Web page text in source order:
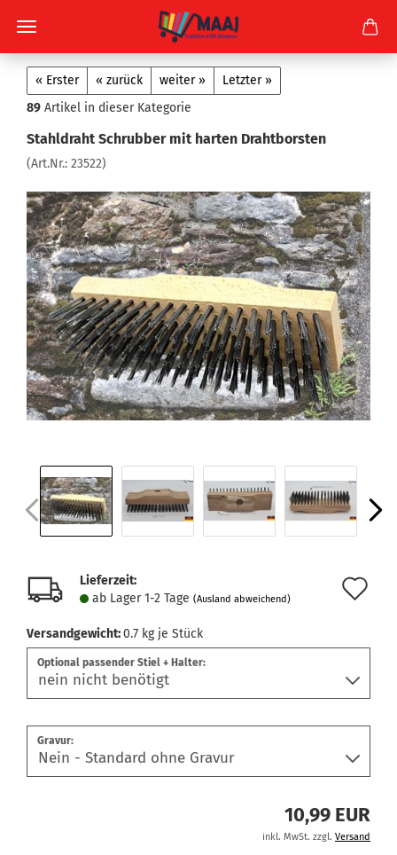
« Erster « zurück weiter »
Letzter »
89 Artikel in dieser Kategorie
Stahldraht Schrubber mit harten Drahtborsten
(Art.Nr.: 23522)
Lieferzeit:
ab Lager 1-2 Tage (Ausland abweichend)
Versandgewicht:0.7 kg je Stück
Optional passender Stiel + Halter:
Gravur:
10,99 EUR
inkl. MwSt. zzgl. Versand